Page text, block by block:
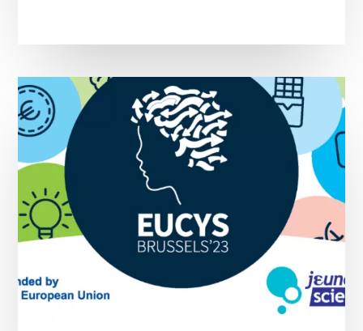
Polacy
w
międzynarodowych
finałach
EUCYS